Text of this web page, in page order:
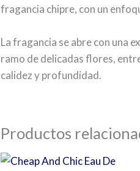
fragancia chipre, con un
La fragancia se abre con una
ramo de delicadas flores,
calidez y profundidad.
Productos